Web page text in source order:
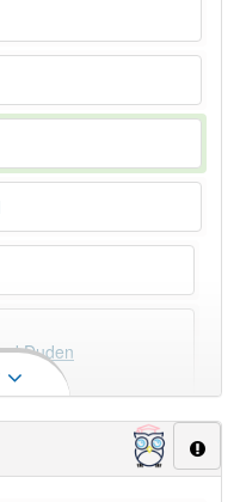
Duden